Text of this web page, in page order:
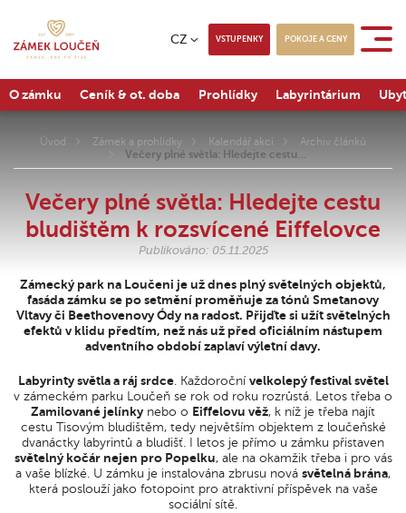
CZ VSTUPENKY POKOJE A CENY
O zámku Ceník & ot. doba Prohlídky Labyrintárium
Úvod Zámek a prohlídky Kalendář akcí
Archiv článků
Večery plné světla: Hledejte cestu…
Večery plné světla: Hledejte cestu
bludištěm k rozsvícené Eiffelovce
Publikováno: 05.11.2025
Zámecký park na Loučeni je už dnes plný světelných objektů,
fasáda zámku se po setmění proměňuje za tónů Smetanovy
Vltavy či Beethovenovy Ódy na radost. Přijďte si užít světelných
efektů v klidu předtím, než nás už před oficiálním nástupem
adventního období zaplaví výletní davy.
Labyrinty světla a ráj srdce. Každoroční velkolepý festival světel
v zámeckém parku Loučeň se rok od roku rozrůstá. Letos třeba o
Zamilované jelínky nebo o Eiffelovu věž, k níž je třeba najít
cestu Tisovým bludištěm, tedy největším objektem z loučeňské
dvanáctky labyrintů a bludišť. I letos je přímo u zámku přistaven
světelný kočár nejen pro Popelku, ale na okamžik třeba i pro vás
a vaše blízké. U zámku je instalována zbrusu nová světelná brána,
která poslouží jako fotopoint pro atraktivní příspěvek na vaše
sociální sítě.